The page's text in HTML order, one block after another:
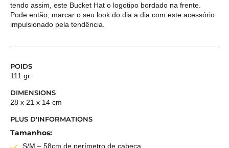
tendo assim, este Bucket Hat o logotipo bordado na frente.
Pode então, marcar o seu look do dia a dia com este acessório
impulsionado pela tendência.
POIDS
111 gr.
DIMENSIONS
28 x 21 x 14 cm
PLUS D'INFORMATIONS
Tamanhos:
S/M – 58cm de perímetro de cabeça